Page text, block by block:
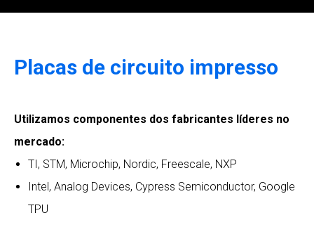
Placas de circuito impresso
Utilizamos componentes dos fabricantes líderes no
mercado:
TI, STM, Microchip, Nordic, Freescale, NXP
Intel, Analog Devices, Cypress Semiconductor, Google
TPU